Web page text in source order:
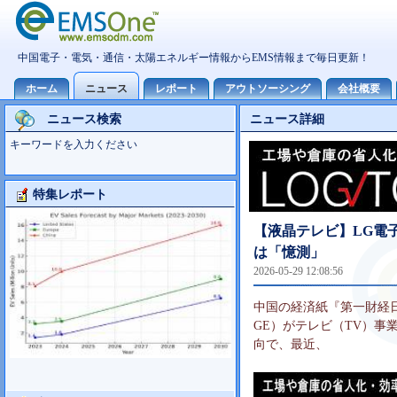
ニュース検索
キーワードを入力ください
特集レポート
Foxconn事業分析
ニュース詳細
【液晶テレビ】LG
は「憶測」
2026-05-29 12:08:56
中国の経済紙『第一財経
GE）がテレビ（TV）事
向で、最近、